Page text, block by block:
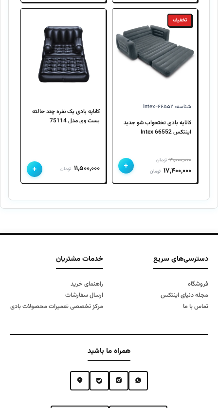
تخفیف
شناسه: Intex-۶۶۵۵۲
کاناپه بادی تختخواب شو جدید
اینتکس 66552 Intex
۲۱,۰۰۰,۰۰۰ تومان
قیمت
اصلی
۱۷,۴۰۰,۰۰۰ تومانقیمت
فعلی
+
کاناپه بادی یک نفره چند حالته
بست وی مدل 75114
۱۱,۵۰۰,۰۰۰ تومان +
دسترسی‌های سریع
فروشگاه
مجله دنیای اینتکس
تماس با ما
خدمات مشتریان
راهنمای خرید
ارسال سفارشات
مرکز تخصصی تعمیرات محصولات بادی
همراه ما باشید